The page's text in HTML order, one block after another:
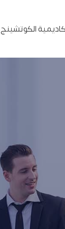
الكوتشينج